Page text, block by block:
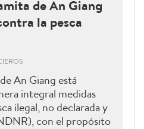
de An Giang
la pesca
An Giang está
integral medidas
ilegal, no declarada y
con el propósito